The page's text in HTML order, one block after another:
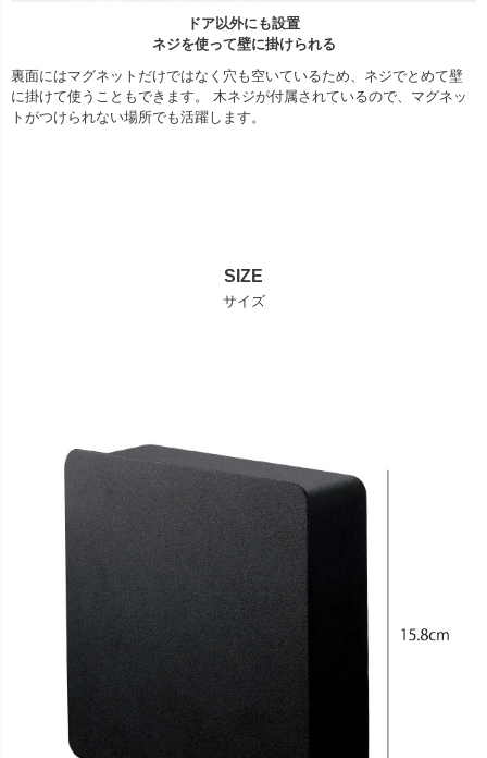
ドア以外にも設置
ネジを使って壁に掛けられる
裏面にはマグネットだけではなく穴も空いているため、ネジでとめて壁
に掛けて使うこともできます。 木ネジが付属されているので、マグネッ
トがつけられない場所でも活躍します。
SIZE
サイズ